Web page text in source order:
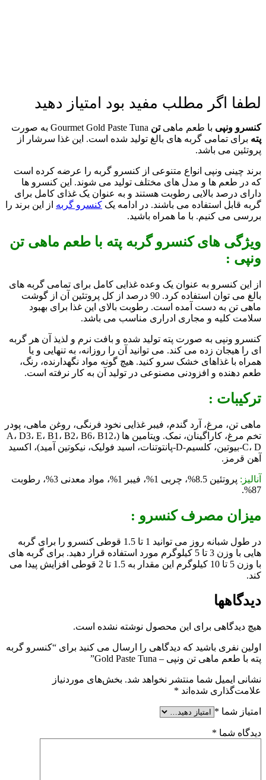
لطفا اگر مطلب مفید بود امتیاز دهید
کنسرو ونپی با طعم ماهیتن
پته برای تمامی گربه های بالغ تولید شده است. این غذا سرشار از
پروتئین می باشد.
برند چینی ونپی انواع متنوعی از کنسرو گربه را عرضه کرده است
که در طعم ها و مدل های مختلف تولید می شوند. این کنسرو ها
دارای درصد بالایی رطوبت هستند و به عنوان یک غذای کامل برای
گربه قابل استفاده می باشند. در ادامه یک کنسرو گربه از این برند را
بررسی می کنیم. با ما همراه باشید.
ویژگی های کنسرو گربه پته با طعم ماهی تن
ونپی :
از این کنسرو به عنوان یک وعده غذایی کامل برای تمامی گربه های
بالغ می توان استفاده کرد. 90 درصد از کل پروتئین آن از گوشت
ماهی تن به دست آمده است. رطوبت بالای این غذا برای بهبود
سلامت کلیه و مجاری ادراری مناسب می باشد.
کنسرو ونپی به صورت پته تولید شده و بافت نرم و لذیذ آن هر گربه
ای را هیجان زده می کند. می توانید آن را روزانه، به تنهایی و یا
همراه با غذاهای خشک سرو کنید. هیچ گونه مواد نگهدارنده، رنگ،
طعم دهنده و افزودنی مصنوعی در تولید آن به کار نرفته است.
ترکیبات :
ماهی تن، مرغ، آرد گندم، فیبر غذایی نخود فرنگی، روغن ماهی، پودر
تخم مرغ، کاراگینان، نمک. ویتامین‌ ها (A، D3، E، B1، B2، B6، B12،
C، D-بیوتین، کلسیم-D-پانتوتنات، اسید فولیک، نیکوتین آمید)، اکسید
آهن قرمز.
آنالیز:
پروتئین 8.5%، چربی 1%، فیبر 1%، مواد معدنی 3%، رطوبت
87%.
میزان مصرف کنسرو :
در طول شبانه روز می توانید 1 تا 1.5 قوطی کنسرو را برای گربه
هایی با وزن 3 تا 5 کیلوگرم مورد استفاده قرار دهید. برای گربه های
با وزن 5 تا 10 کیلوگرم این مقدار به 1.5 تا 2 قوطی افزایش پیدا می
کند.
دیدگاهها
هیچ دیدگاهی برای این محصول نوشته نشده است.
اولین نفری باشید که دیدگاهی را ارسال می کنید برای “کنسرو گربه
پته با طعم ماهی تن ونپی – Gold Paste Tuna”
نشانی ایمیل شما منتشر نخواهد شد. بخش‌های موردنیاز
علامت‌گذاری شده‌اند *
امتیاز شما *
دیدگاه شما *